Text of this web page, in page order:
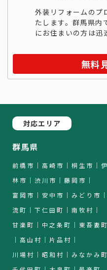
外装リフォームのプ
たします。群馬県内
にお住まいの方は迅
無料
対応エリア
群馬県
前橋市｜高崎市｜桐生市｜
林市｜渋川市｜藤岡市｜
富岡市｜安中市｜みどり市
流町｜下仁田町｜南牧村｜
甘楽町｜中之条町｜東吾妻
｜高山村｜片品村｜
川場村｜昭和村｜みなかみ